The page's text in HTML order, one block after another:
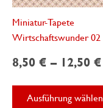
Miniatur-Tapete
Wirtschaftswunder 02
8,50 € – 12,50 €
Ausführung wählen